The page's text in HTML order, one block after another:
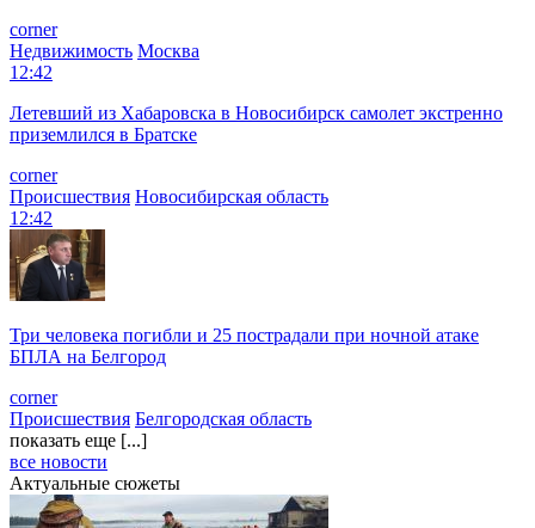
corner
Недвижимость Москва
12:42
Летевший из Хабаровска в Новосибирск самолет экстренно
приземлился в Братске
corner
Происшествия Новосибирская область
12:42
Три человека погибли и 25 пострадали при ночной атаке
БПЛА на Белгород
corner
Происшествия Белгородская область
показать еще [...]
все новости
Актуальные сюжеты